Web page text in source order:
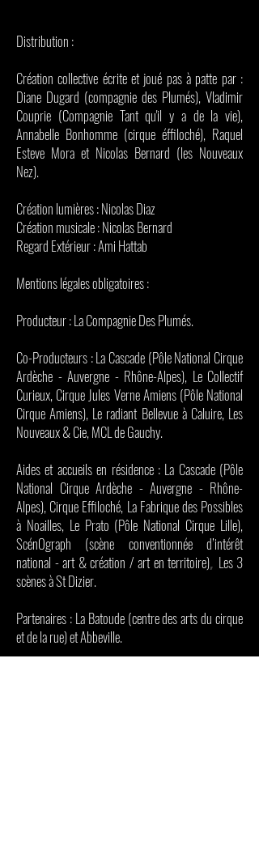
Distribution :
Création collective écrite et joué pas à patte par :
Diane Dugard (compagnie des Plumés), Vladimir
Couprie (Compagnie Tant qu'il y a de la vie),
Annabelle Bonhomme (cirque éffiloché), Raquel
Esteve Mora et Nicolas Bernard (les Nouveaux
Nez).
Création lumières : Nicolas Diaz
Création musicale : Nicolas Bernard
Regard Extérieur : Ami Hattab
Mentions légales obligatoires :
Producteur : La Compagnie Des Plumés.
Co-Producteurs : La Cascade (Pôle National Cirque
Ardèche - Auvergne - Rhône-Alpes), Le Collectif
Curieux, Cirque Jules Verne Amiens (Pôle National
Cirque Amiens), Le radiant Bellevue à Caluire, Les
Nouveaux & Cie, MCL de Gauchy.
Aides et accueils en résidence : La Cascade (Pôle
National Cirque Ardèche - Auvergne - Rhône-
Alpes), Cirque Effiloché, La Fabrique des Possibles
à Noailles, Le Prato (Pôle National Cirque Lille),
ScénOgraph (scène conventionnée d’intérêt
national - art & création / art en territoire), Les 3
scènes à St Dizier.
Partenaires : La Batoude (centre des arts du cirque
et de la rue) et Abbeville.